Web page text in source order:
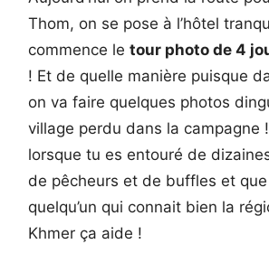
Thom, on se pose à l’hôtel
commence le tour photo de 4
! Et de quelle manière puisque
on va faire quelques photos
village perdu dans la campagne
lorsque tu es entouré de
de pêcheurs et de buffles et
quelqu’un qui connait bien la
Khmer ça aide !